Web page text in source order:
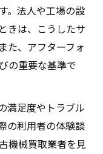
。法人や工場の設
きは、こうしたサ
た、アフターフォ
の重要な基準で
満足度やトラブル
の利用者の体験談
機械買取業者を見